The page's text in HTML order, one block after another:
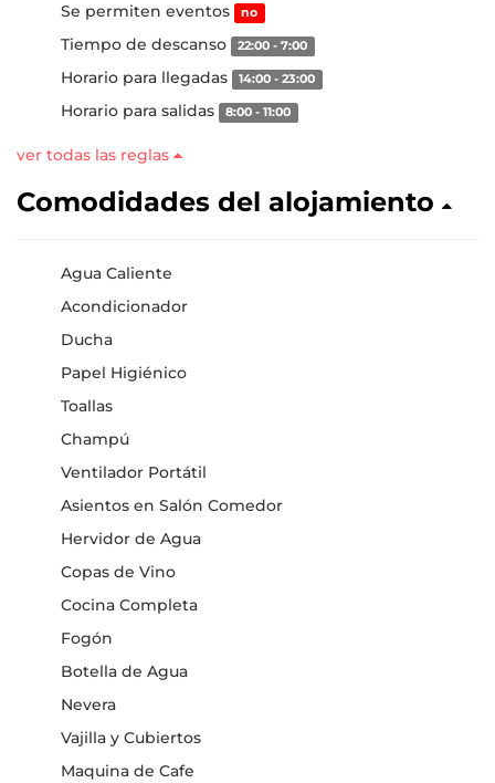
Se permiten eventos no
Tiempo de descanso 22:00 - 7:00
Horario para llegadas 14:00 - 23:00
Horario para salidas 8:00 - 11:00
ver todas las reglas
Comodidades del alojamiento
Agua Caliente
Acondicionador
Ducha
Papel Higiénico
Toallas
Champú
Ventilador Portátil
Asientos en Salón Comedor
Hervidor de Agua
Copas de Vino
Cocina Completa
Fogón
Botella de Agua
Nevera
Vajilla y Cubiertos
Maquina de Cafe